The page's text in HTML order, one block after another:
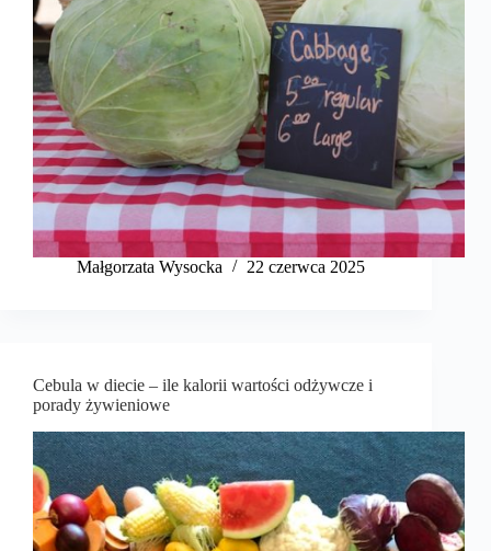
Małgorzata Wysocka 22 czerwca 2025
Cebula w diecie – ile kalorii wartości odżywcze i
porady żywieniowe